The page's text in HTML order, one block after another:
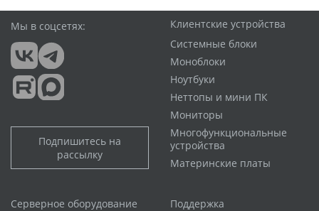
Мы в соцсетях:
Подпишитесь на
рассылку
Клиентские устройства
Системные блоки
Моноблоки
Ноутбуки
Неттопы и мини ПК
Мониторы
Многофункциональные
устройства
Материнские платы
Серверное оборудование
Поддержка